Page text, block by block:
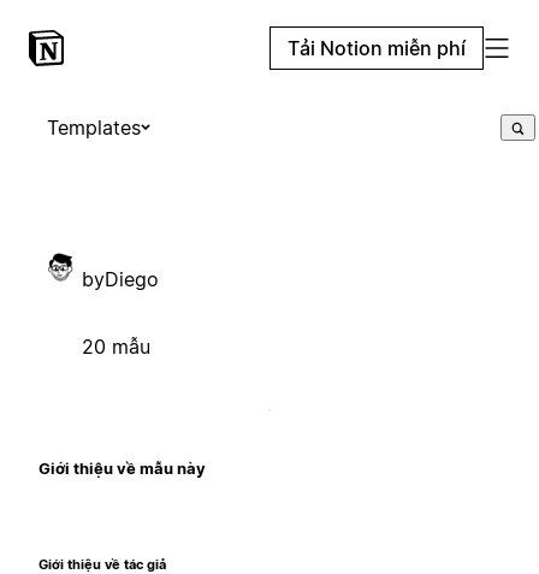
Tải Notion miễn phí
Templates
byDiego
20 mẫu
Giới thiệu về mẫu này
Giới thiệu về tác giả